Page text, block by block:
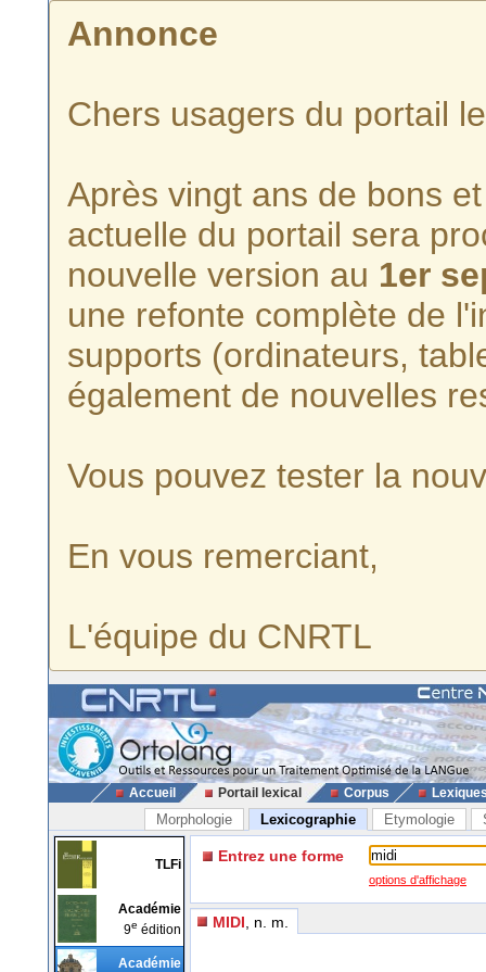
Annonce
Chers usagers du portail
Après vingt ans de bons
actuelle du portail sera
nouvelle version au 1er
une refonte complète de
supports (ordinateurs,
également de nouvelles
Vous pouvez tester la
En vous remerciant,
L'équipe du CNRTL
Accueil Portail lexical Corpus
Morphologie Lexicographie Etymologie
TLFi
Académie
9e édition
Académie
Entrez une forme
options d'affichage
MIDI , n. m.